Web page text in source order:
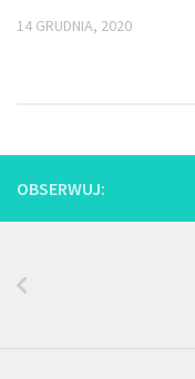
14 GRUDNIA, 2020
OBSERWUJ: